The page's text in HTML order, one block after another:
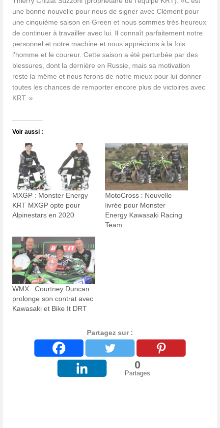
une bonne nouvelle pour nous de signer avec Clément pour
une cinquième saison en Green et nous sommes très heureux
de continuer à travailler avec lui. Il connaît parfaitement notre
personnel et notre machine et nous apprécions à la fois
l’homme et le coureur. Cette saison a été perturbée par des
blessures, dont la dernière en Russie, mais sa motivation
reste la même et nous ferons de notre mieux pour lui donner
toutes les chances de remporter encore plus de victoires avec
KRT. »
Voir aussi :
MXGP : Monster Energy
KRT MXGP opte pour
Alpinestars en 2020
MotoCross : Nouvelle
livrée pour Monster
Energy Kawasaki Racing
Team
WMX : Courtney Duncan
prolonge son contrat avec
Kawasaki et Bike It DRT
Partagez sur :
0
Partages